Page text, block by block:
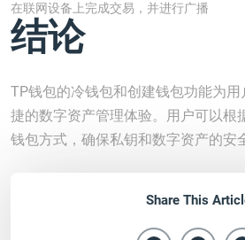
在联网设备上完成交易，并进行广播
结论
TP钱包的冷钱包和创建钱包功能为
捷的数字资产管理体验。用户可以根
钱包方式，确保私钥和数字资产的安
Share This